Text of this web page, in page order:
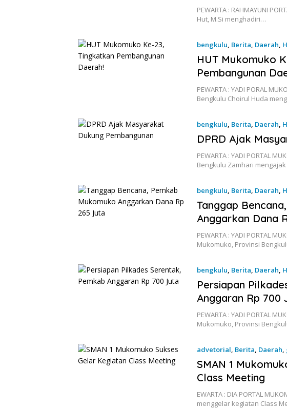
PEWARTA : RAHMAYUNI
Hut, M.Si menghadiri…
bengkulu, Berita, Daerah,
HUT Mukomuko
Pembangunan
PEWARTA : YADI PORAL
Bengkulu Choirul Huda
bengkulu, Berita, Daerah,
DPRD Ajak
PEWARTA : YADI PORTAL
Bengkulu Zamhari
bengkulu, Berita, Daerah,
Tanggap
Anggarkan Dana
PEWARTA : YADI PORTAL
Mukomuko, Provinsi
bengkulu, Berita, Daerah,
Persiapan
Anggaran Rp 700
PEWARTA : YADI PORTAL
Mukomuko, Provinsi
advetorial, Berita, Daerah,
17 Desember 2025
SMAN 1
Class Meeting
EWARTA : DIA PORTAL
menggelar kegiatan Class